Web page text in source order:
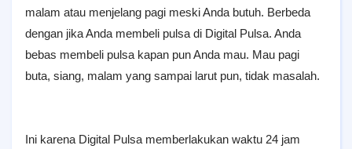
malam atau menjelang pagi meski Anda butuh. Berbeda
dengan jika Anda membeli pulsa di Digital Pulsa. Anda
bebas membeli pulsa kapan pun Anda mau. Mau pagi
buta, siang, malam yang sampai larut pun, tidak masalah.
Ini karena Digital Pulsa memberlakukan waktu 24 jam